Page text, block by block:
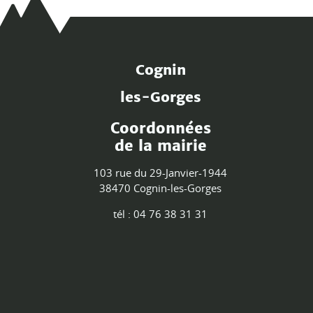
Cognin
les-Gorges
Coordonnées
de la mairie
103 rue du 29-Janvier-1944
38470 Cognin-les-Gorges
tél : 04 76 38 31 31